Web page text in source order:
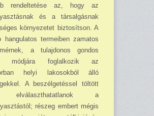
rendeltetése az, hogy az
és a társalgásnak
környezetet biztosítson. A
hangulatos termeiben zamatos
a tulajdonos gondos
módjára foglalkozik az
helyi lakosokból álló
A beszélgetéssel töltött
elválaszthatatlanok a
részeg embert mégis